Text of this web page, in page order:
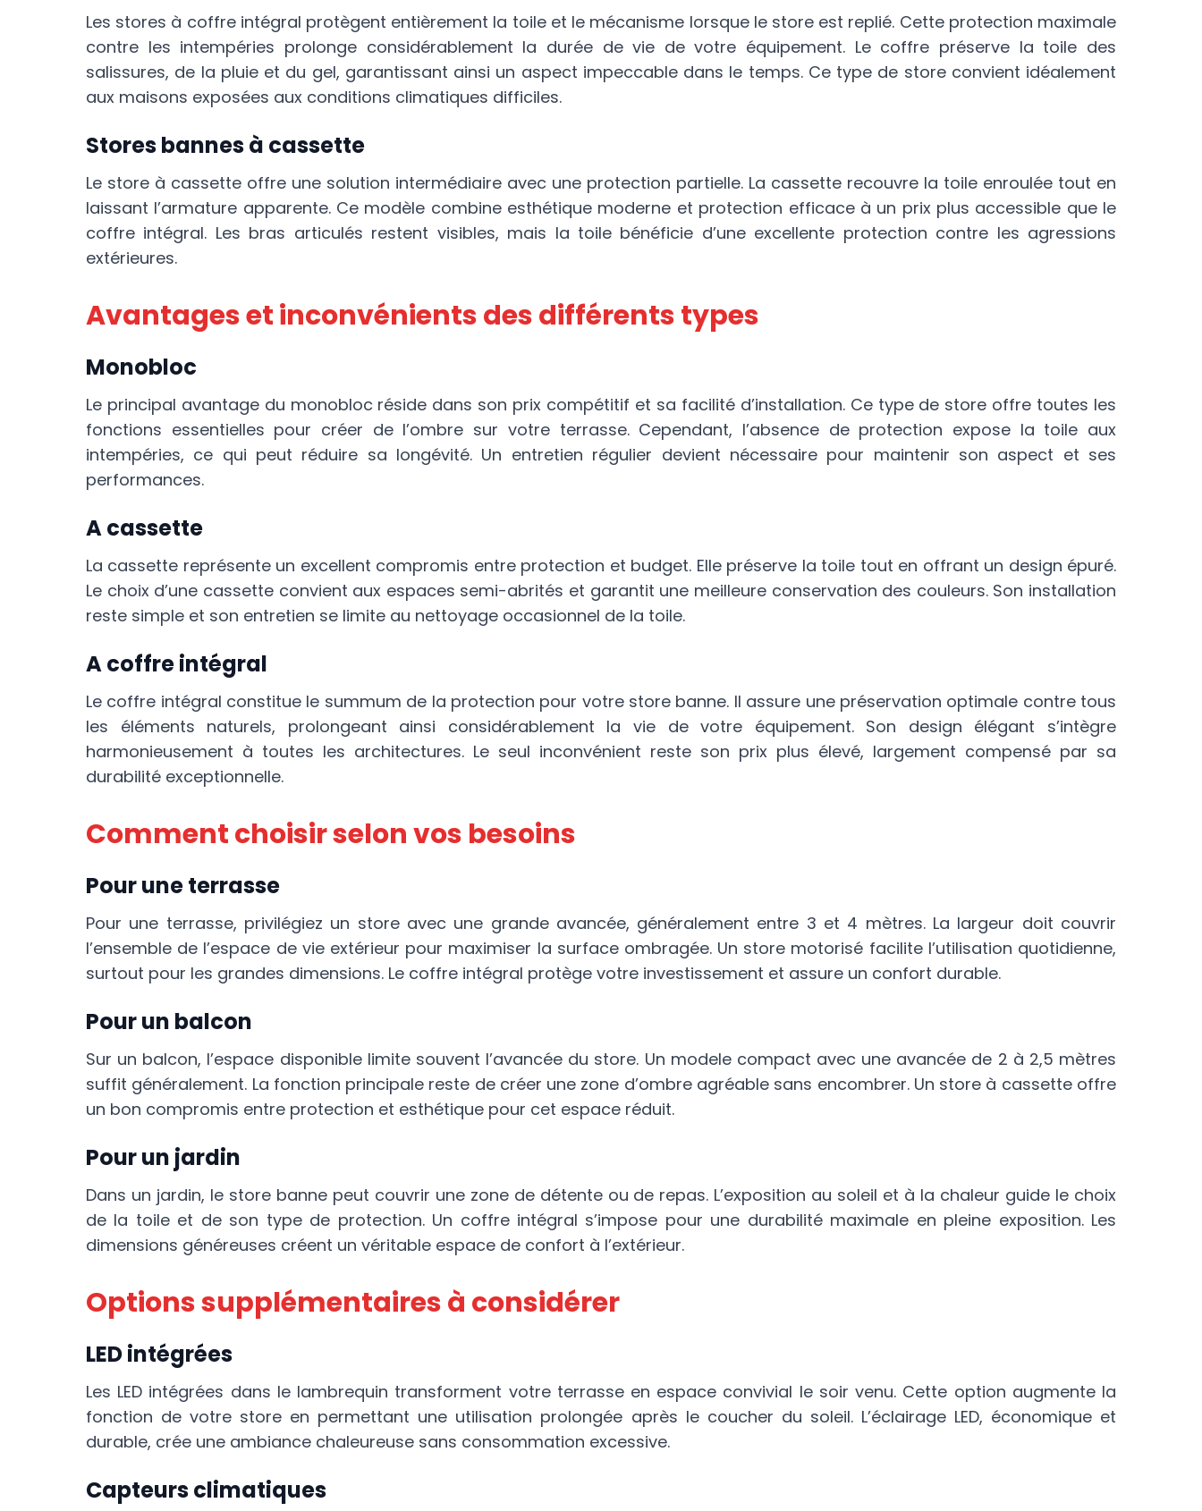
Les stores à coffre intégral protègent entièrement la toile et le mécanisme lorsque le store est replié. Cette protection maximale
contre les intempéries prolonge considérablement la durée de vie de votre équipement. Le coffre préserve la toile des
salissures, de la pluie et du gel, garantissant ainsi un aspect impeccable dans le temps. Ce type de store convient idéalement
aux maisons exposées aux conditions climatiques difficiles.
Stores bannes à cassette
Le store à cassette offre une solution intermédiaire avec une protection partielle. La cassette recouvre la toile enroulée tout en
laissant l’armature apparente. Ce modèle combine esthétique moderne et protection efficace à un prix plus accessible que le
coffre intégral. Les bras articulés restent visibles, mais la toile bénéficie d’une excellente protection contre les agressions
extérieures.
Avantages et inconvénients des différents types
Monobloc
Le principal avantage du monobloc réside dans son prix compétitif et sa facilité d’installation. Ce type de store offre toutes les
fonctions essentielles pour créer de l’ombre sur votre terrasse. Cependant, l’absence de protection expose la toile aux
intempéries, ce qui peut réduire sa longévité. Un entretien régulier devient nécessaire pour maintenir son aspect et ses
performances.
A cassette
La cassette représente un excellent compromis entre protection et budget. Elle préserve la toile tout en offrant un design épuré.
Le choix d’une cassette convient aux espaces semi-abrités et garantit une meilleure conservation des couleurs. Son installation
reste simple et son entretien se limite au nettoyage occasionnel de la toile.
A coffre intégral
Le coffre intégral constitue le summum de la protection pour votre store banne. Il assure une préservation optimale contre tous
les éléments naturels, prolongeant ainsi considérablement la vie de votre équipement. Son design élégant s’intègre
harmonieusement à toutes les architectures. Le seul inconvénient reste son prix plus élevé, largement compensé par sa
durabilité exceptionnelle.
Comment choisir selon vos besoins
Pour une terrasse
Pour une terrasse, privilégiez un store avec une grande avancée, généralement entre 3 et 4 mètres. La largeur doit couvrir
l’ensemble de l’espace de vie extérieur pour maximiser la surface ombragée. Un store motorisé facilite l’utilisation quotidienne,
surtout pour les grandes dimensions. Le coffre intégral protège votre investissement et assure un confort durable.
Pour un balcon
Sur un balcon, l’espace disponible limite souvent l’avancée du store. Un modele compact avec une avancée de 2 à 2,5 mètres
suffit généralement. La fonction principale reste de créer une zone d’ombre agréable sans encombrer. Un store à cassette offre
un bon compromis entre protection et esthétique pour cet espace réduit.
Pour un jardin
Dans un jardin, le store banne peut couvrir une zone de détente ou de repas. L’exposition au soleil et à la chaleur guide le choix
de la toile et de son type de protection. Un coffre intégral s’impose pour une durabilité maximale en pleine exposition. Les
dimensions généreuses créent un véritable espace de confort à l’extérieur.
Options supplémentaires à considérer
LED intégrées
Les LED intégrées dans le lambrequin transforment votre terrasse en espace convivial le soir venu. Cette option augmente la
fonction de votre store en permettant une utilisation prolongée après le coucher du soleil. L’éclairage LED, économique et
durable, crée une ambiance chaleureuse sans consommation excessive.
Capteurs climatiques